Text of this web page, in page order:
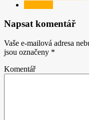
Napsat komentář
Vaše e-mailová adresa
jsou označeny *
Komentář